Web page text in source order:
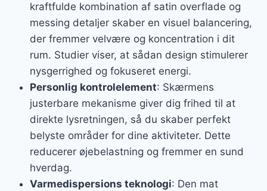
kraftfulde kombination af satin overflade og
messing detaljer skaber en visuel balancering,
der fremmer velvære og koncentration i dit
rum. Studier viser, at sådan design stimulerer
nysgerrighed og fokuseret energi.
Personlig kontrolelement: Skærmens
justerbare mekanisme giver dig frihed til at
direkte lysretningen, så du skaber perfekt
belyste områder for dine aktiviteter. Dette
reducerer øjebelastning og fremmer en sund
hverdag.
Varmedispersions teknologi: Den mat